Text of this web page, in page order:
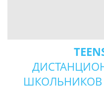
ШКОЛЬНИКОВ